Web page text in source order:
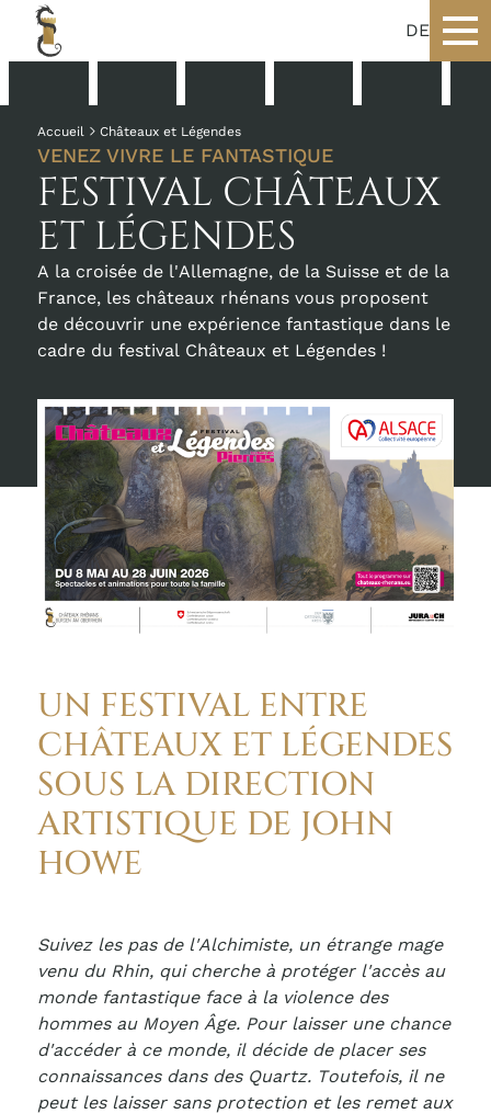
DE
Accueil Châteaux et Légendes
VENEZ VIVRE LE FANTASTIQUE
FESTIVAL CHÂTEAUX
ET LÉGENDES
A la croisée de l'Allemagne, de la Suisse et de la
France, les châteaux rhénans vous proposent
de découvrir une expérience fantastique dans le
cadre du festival Châteaux et Légendes !
UN FESTIVAL ENTRE
CHÂTEAUX ET LÉGENDES
SOUS LA DIRECTION
ARTISTIQUE DE JOHN
HOWE
Suivez les pas de l'Alchimiste, un étrange mage
venu du Rhin, qui cherche à protéger l'accès au
monde fantastique face à la violence des
hommes au Moyen Âge. Pour laisser une chance
d'accéder à ce monde, il décide de placer ses
connaissances dans des Quartz. Toutefois, il ne
peut les laisser sans protection et les remet aux